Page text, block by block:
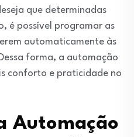
que determinadas
é possível programar as
automaticamente às
forma, a automação
conforto e praticidade no
Automação